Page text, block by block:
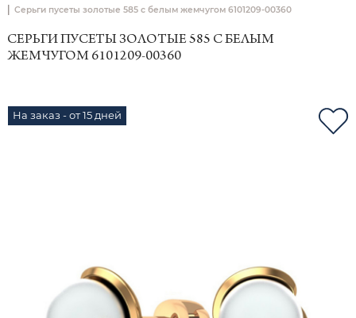
| Серьги пусеты золотые 585 с белым жемчугом 6101209-00360
СЕРЬГИ ПУСЕТЫ ЗОЛОТЫЕ 585 С БЕЛЫМ
ЖЕМЧУГОМ 6101209-00360
На заказ - от 15 дней